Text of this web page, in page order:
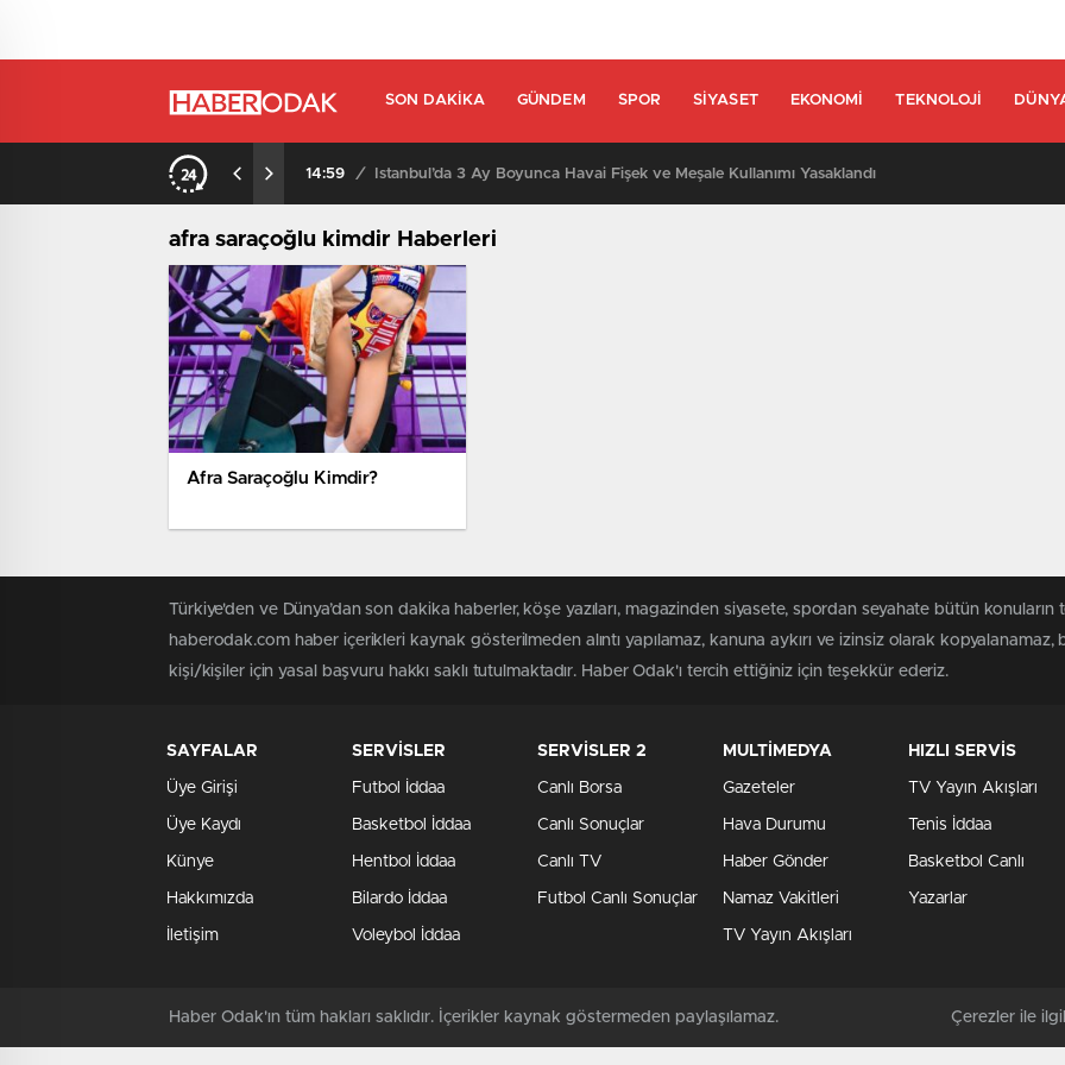
SON DAKIKA GÜNDEM SPOR SIYASET EKONOMI TEKNOLOJI
14:59 / İstanbul’da 3 Ay Boyunca Havai Fişek ve Meşale Kullanımı Yasaklandı
afra saraçoğlu kimdir Haberleri
Afra Saraçoğlu Kimdir?
Türkiye'den ve Dünya’dan son dakika haberler, köşe yazıları, magazinden siyasete, spordan seyahate bütün
haberodak.com haber içerikleri kaynak gösterilmeden alıntı yapılamaz, kanuna aykırı ve izinsiz olarak kopyalanamaz,
kişi/kişiler için yasal başvuru hakkı saklı tutulmaktadır. Haber Odak'ı tercih ettiğiniz için teşekkür ederiz.
SAYFALAR
Üye Girişi
Üye Kaydı
Künye
Hakkımızda
İletişim
SERVİSLER
Futbol İddaa
Basketbol İddaa
Hentbol İddaa
Bilardo İddaa
Voleybol İddaa
SERVİSLER 2
Canlı Borsa
Canlı Sonuçlar
Canlı TV
Futbol Canlı Sonuçlar
MULTİMEDYA
Gazeteler
Hava Durumu
Haber Gönder
Namaz Vakitleri
TV Yayın Akışları
HIZLI SERVİS
TV Yayın Akışları
Tenis İddaa
Basketbol Canlı
Yazarlar
Haber Odak'ın tüm hakları saklıdır. İçerikler kaynak göstermeden paylaşılamaz. Çerezler ile